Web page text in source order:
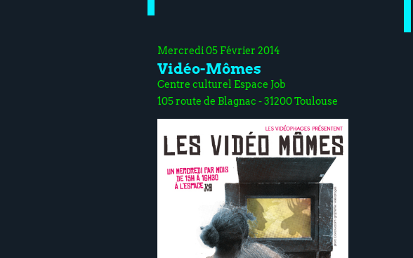
Mercredi 05 Février 2014
Vidéo-Mômes
Centre culturel Espace Job
105 route de Blagnac - 31200 Toulouse